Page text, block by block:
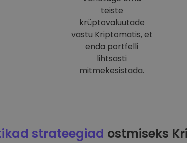
teiste
krüptovaluutade
vastu Kriptomatis, et
enda portfelli
lihtsasti
mitmekesistada.
strateegiad ostmiseks